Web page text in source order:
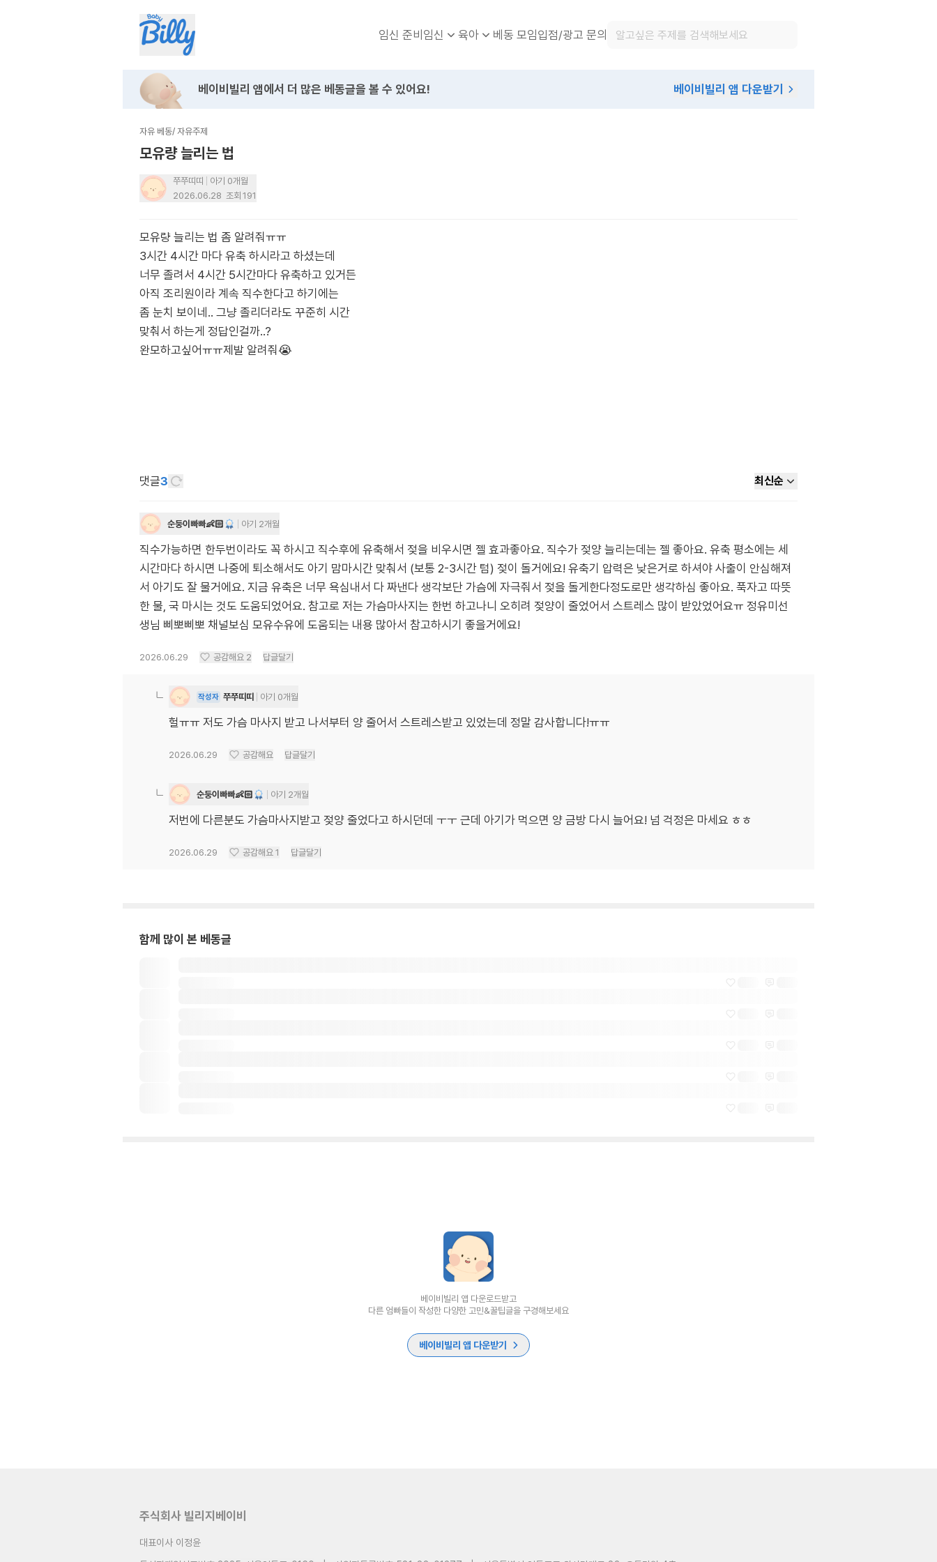
임신 준비임신 육아 베동 모임입점/광고 문의
베이비빌리 앱에서 더 많은 베동글을 볼 수 있어요! 베이비빌리 앱 다운받기
자유 베동/ 자유주제
모유량 늘리는 법
쭈쭈띠띠
아기 0개월
2026.06.28 조회 191
모유량 늘리는 법 좀 알려줘ㅠㅠ
3시간 4시간 마다 유축 하시라고 하셨는데
너무 졸려서 4시간 5시간마다 유축하고 있거든
아직 조리원이라 계속 직수한다고 하기에는
좀 눈치 보이네.. 그냥 졸리더라도 꾸준히 시간
맞춰서 하는게 정답인걸까..?
완모하고싶어ㅠㅠ제발 알려줘😭
댓글3 최신순
순둥이빠빠👶🏻 아기 2개월
직수가능하면 한두번이라도 꼭 하시고 직수후에 유축해서 젖을 비우시면 젤 효과좋아요. 직수가 젖양 늘리는데는 젤 좋아요. 유축 평소에는 세
시간마다 하시면 나중에 퇴소해서도 아기 맘마시간 맞춰서 (보통 2-3시간 텀) 젖이 돌거에요! 유축기 압력은 낮은거로 하셔야 사출이 안심해져
서 아기도 잘 물거에요. 지금 유축은 너무 욕심내서 다 짜낸다 생각보단 가슴에 자극줘서 젖을 돌게한다정도로만 생각하심 좋아요. 푹자고 따뜻
한 물, 국 마시는 것도 도움되었어요. 참고로 저는 가슴마사지는 한번 하고나니 오히려 젖양이 줄었어서 스트레스 많이 받았었어요ㅠ 정유미선
생님 삐뽀삐뽀 채널보심 모유수유에 도움되는 내용 많아서 참고하시기 좋을거에요!
2026.06.29 공감해요 2 답글달기
작성자 쭈쭈띠띠 아기 0개월
헐ㅠㅠ 저도 가슴 마사지 받고 나서부터 양 줄어서 스트레스받고 있었는데 정말 감사합니다!ㅠㅠ
2026.06.29 공감해요 답글달기
순둥이빠빠👶🏻 아기 2개월
저번에 다른분도 가슴마사지받고 젖양 줄었다고 하시던데 ㅜㅜ 근데 아기가 먹으면 양 금방 다시 늘어요! 넘 걱정은 마세요 ㅎㅎ
2026.06.29 공감해요 1 답글달기
함께 많이 본 베동글
베이비빌리 앱 다운로드받고
다른 엄빠들이 작성한 다양한 고민&꿀팁글을 구경해보세요
베이비빌리 앱 다운받기
주식회사 빌리지베이비
대표이사 이정윤